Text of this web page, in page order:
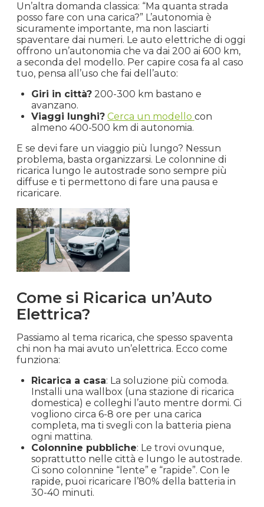
Un’altra domanda classica: “Ma quanta strada
posso fare con una carica?” L’autonomia è
sicuramente importante, ma non lasciarti
spaventare dai numeri. Le auto elettriche di oggi
offrono un’autonomia che va dai 200 ai 600 km,
a seconda del modello. Per capire cosa fa al caso
tuo, pensa all’uso che fai dell’auto:
Giri in città? 200-300 km bastano e
avanzano.
Viaggi lunghi? Cerca un modello con
almeno 400-500 km di autonomia.
E se devi fare un viaggio più lungo? Nessun
problema, basta organizzarsi. Le colonnine di
ricarica lungo le autostrade sono sempre più
diffuse e ti permettono di fare una pausa e
ricaricare.
Come si Ricarica un’Auto
Elettrica?
Passiamo al tema ricarica, che spesso spaventa
chi non ha mai avuto un’elettrica. Ecco come
funziona:
Ricarica a casa: La soluzione più comoda.
Installi una wallbox (una stazione di ricarica
domestica) e colleghi l’auto mentre dormi. Ci
vogliono circa 6-8 ore per una carica
completa, ma ti svegli con la batteria piena
ogni mattina.
Colonnine pubbliche: Le trovi ovunque,
soprattutto nelle città e lungo le autostrade.
Ci sono colonnine “lente” e “rapide”. Con le
rapide, puoi ricaricare l’80% della batteria in
30-40 minuti.